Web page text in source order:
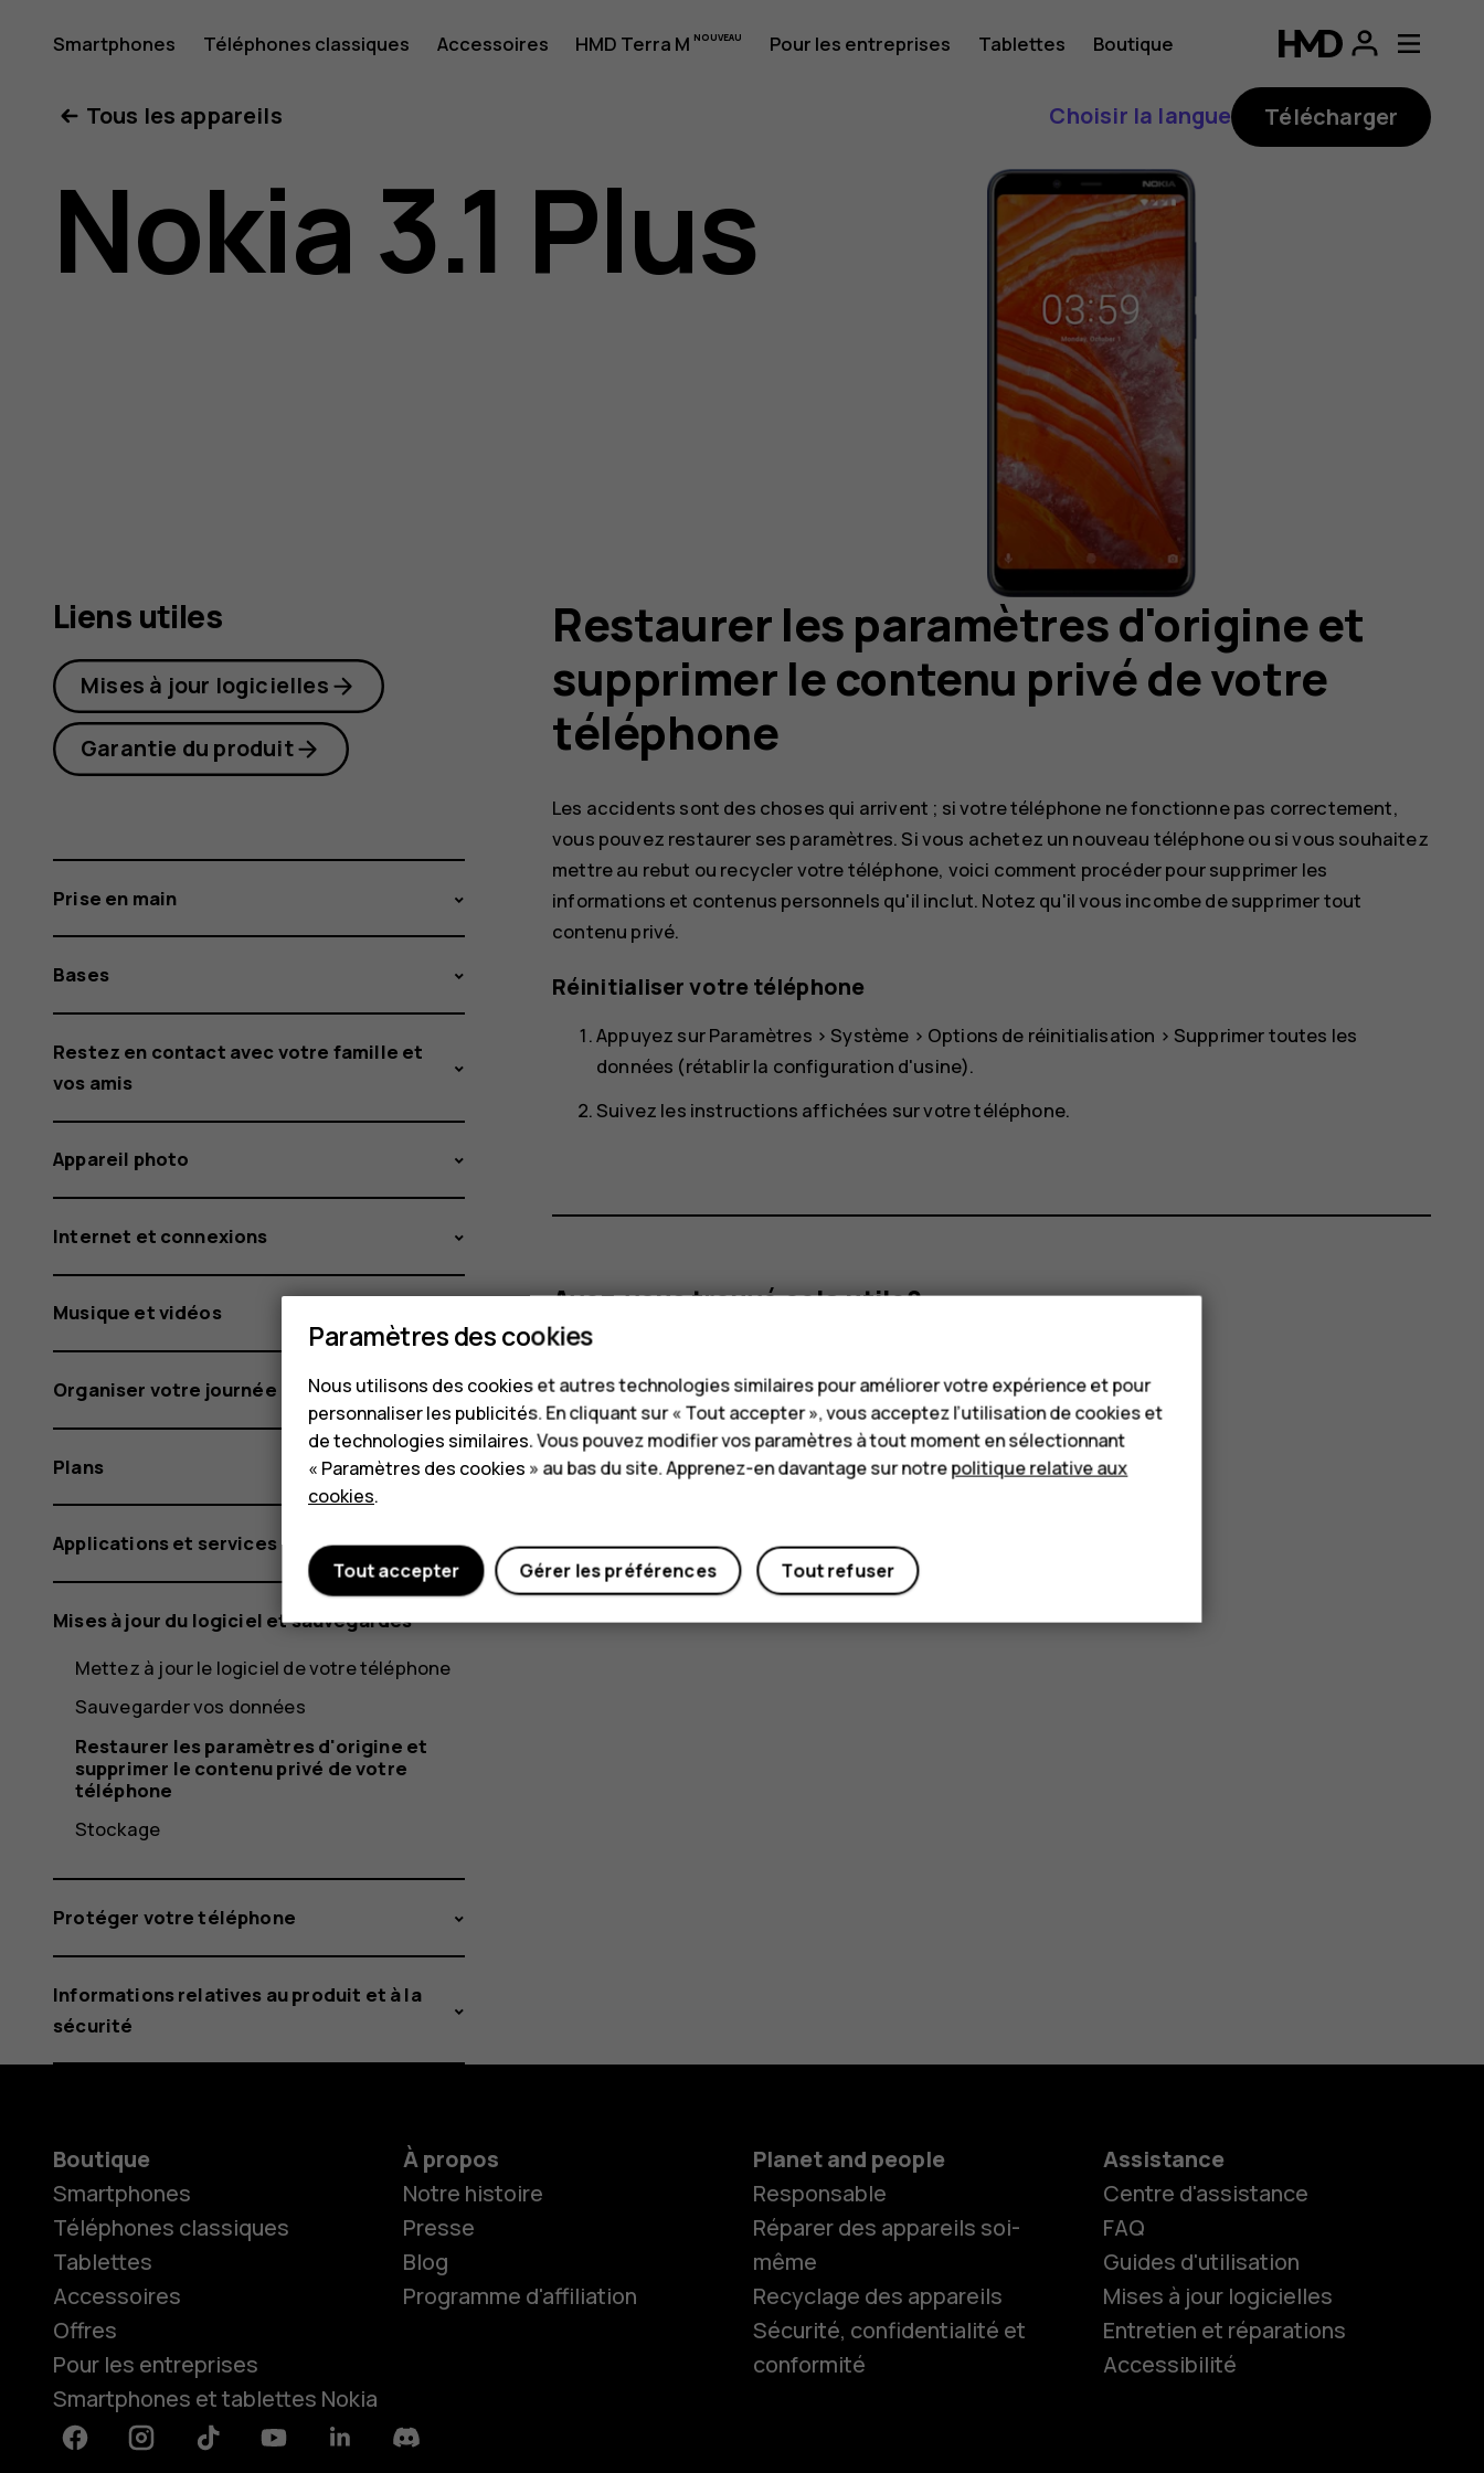
Guide
de
l'utilisateur
Smartphones Téléphones classiques Accessoires HMD Terra M Pour les entreprises Tablettes Boutique
Smartphones
Tous les appareils
Choisir la langue Télécharger
Nokia 3.1 Plus
Restaurer les paramètres d'origine et
supprimer le contenu privé de votre
téléphone
Les accidents sont des choses qui arrivent ; si votre téléphone ne fonctionne pas correctement,
vous pouvez restaurer ses paramètres. Si vous achetez un nouveau téléphone ou si vous souhaitez
mettre au rebut ou recycler votre téléphone, voici comment procéder pour supprimer les
informations et contenus personnels qu'il inclut. Notez qu'il vous incombe de supprimer tout
contenu privé.
Réinitialiser votre téléphone
Appuyez surParamètres > Système > Options de réinitialisation > Supprimer toutes les
données (rétablir la configuration d'usine).
Suivez les instructions affichées sur votre téléphone.
Avez-vous trouvé cela utile?
Liens utiles
Mises à jour logicielles
Garantie du produit
Prise en main
Bases
Restez en contact avec votre famille et
vos amis
Appareil photo
Internet et connexions
Musique et vidéos
Organiser votre journée
Plans
Applications et services
Mises à jour du logiciel et sauvegardes
Mettez à jour le logiciel de votre téléphone
Sauvegarder vos données
Restaurer les paramètres d'origine et
supprimer le contenu privé de votre
téléphone
Stockage
Protéger votre téléphone
Informations relatives au produit et à la
sécurité
Boutique
Smartphones
Téléphones classiques
Tablettes
Accessoires
Offres
Pour les entreprises
Smartphones et tablettes Nokia
À propos
Notre histoire
Presse
Blog
Programme d'affiliation
Planet and people
Responsable
Réparer des appareils soi-
même
Recyclage des appareils
Sécurité, confidentialité et
conformité
Assistance
Centre d'assistance
FAQ
Guides d'utilisation
Mises à jour logicielles
Entretien et réparations
Accessibilité
FacebookInstagramTiktok YoutubeLinkedinDiscord
Paramètres des cookies
Nous utilisons des cookies et autres technologies similaires pour améliorer votre expérience et pour
personnaliser les publicités. En cliquant sur « Tout accepter », vous acceptez l’utilisation de cookies et
de technologies similaires. Vous pouvez modifier vos paramètres à tout moment en sélectionnant
« Paramètres des cookies » au bas du site. Apprenez-en davantage sur notrepolitique relative aux
cookies.
Tout refuser
Gérer les préférences
Tout accepter